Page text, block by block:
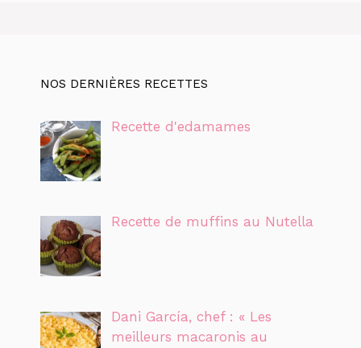
NOS DERNIÈRES RECETTES
Recette d'edamames
Recette de muffins au Nutella
Dani García, chef : « Les
meilleurs macaronis au